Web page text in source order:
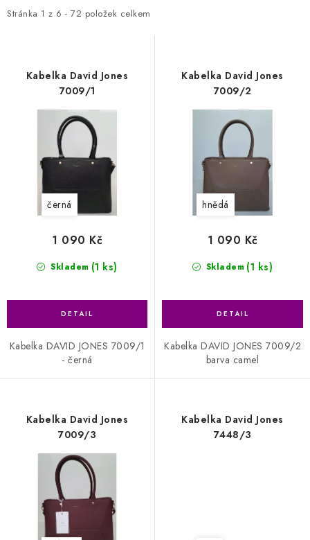
i
Stránka 1 z 6 - 72 položek celkem
e
Kabelka David Jones
7009/1
černá
Skladem (1 ks)
1 090 Kč
Kabelka DAVID JONES 7009/1
- černá
Kabelka David Jones
7009/2
hnědá
Skladem (1 ks)
1 090 Kč
Kabelka DAVID JONES 7009/2
barva camel
Kabelka David Jones
7009/3
Kabelka David Jones
7448/3